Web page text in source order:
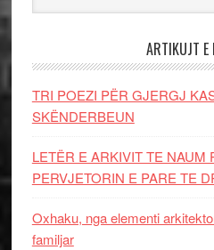
ARTIKUJT E
TRI POEZI PËR GJERGJ
SKËNDERBEUN
LETËR E ARKIVIT TE NAUM
PERVJETORIN E PARE TE
Oxhaku, nga elementi
familjar